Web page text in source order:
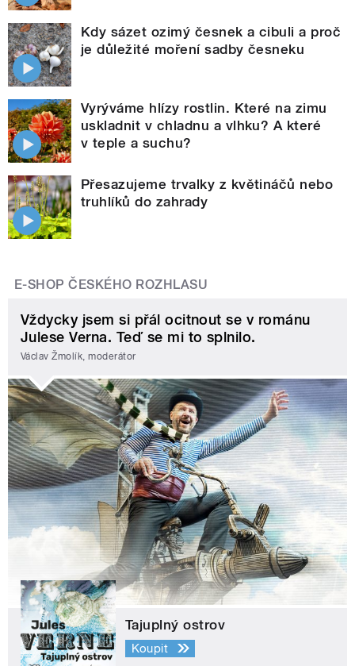
Kdy sázet ozimý česnek a cibuli a proč
je důležité moření sadby česneku
Vyrýváme hlízy rostlin. Které na zimu
uskladnit v chladnu a vlhku? A které
v teple a suchu?
Přesazujeme trvalky z květináčů nebo
truhlíků do zahrady
E-SHOP ČESKÉHO ROZHLASU
Vždycky jsem si přál ocitnout se v románu
Julese Verna. Teď se mi to splnilo.
Václav Žmolík, moderátor
Tajuplný ostrov
Koupit